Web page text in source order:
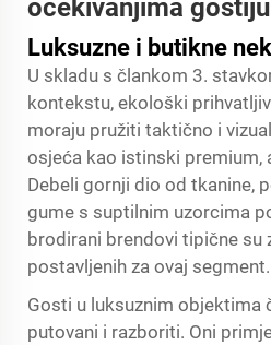
očekivanjima gostiju
Luksuzne i butikne
U skladu s člankom 3.
kontekstu, ekološki
moraju pružiti taktično i
osjeća kao istinski premium,
Debeli gornji dio od tkanine,
gume s suptilnim uzorcima
brodirani brendovi tipične su
postavljenih za ovaj segment.
Gosti u luksuznim objektima
putovani i razboriti. Oni